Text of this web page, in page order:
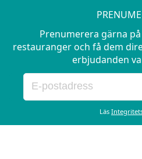
Prenumerera gärna
restauranger och få dem
erbjudanden
Läs